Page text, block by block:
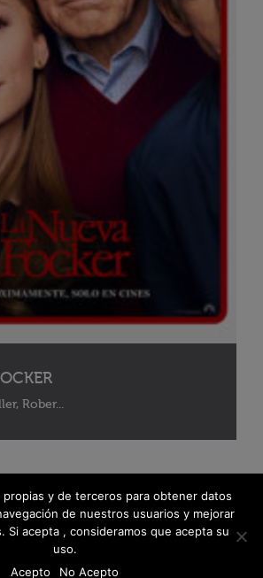
Rober...
propias y de terceros para obtener datos
de nuestros usuarios y mejorar
Si acepta , consideramos que acepta su
uso.
Acepto
No Acepto